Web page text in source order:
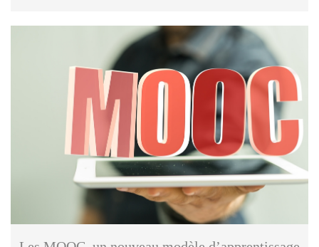
vege - Fotolia.jpg